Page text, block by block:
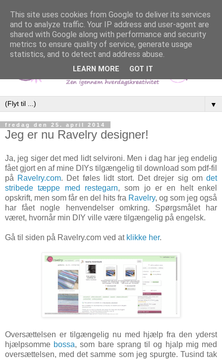
▼
fredag den 25. april 2014
Jeg er nu Ravelry designer!
Ja, jeg siger det med lidt selvironi. Men i dag har jeg endelig
fået gjort en af mine DIYs tilgængelig til download som pdf-fil
på Ravelry.com. Det føles lidt stort. Det drejer sig omdet
stribede tæppe med restegarn, som jo er en helt enkel
opskrift, men som får en del hits fra Ravelry, og som jeg også
har fået nogle henvendelser omkring. Spørgsmålet har
været, hvornår min DIY ville være tilgængelig på engelsk.
Gå til siden på Ravelry.com ved at klikke her.
Oversættelsen er tilgængelig nu med hjælp fra den yderst
hjælpsomme bossa, som bare sprang til og hjalp mig med
oversættelsen, med det samme som jeg spurgte. Tusind tak
This site uses cookies from Google to deliver its services
and to analyze traffic. Your IP address and user-agent are
shared with Google along with performance and security
metrics to ensure quality of service, generate usage
statistics, and to detect and address abuse.
LEARN MORE GOT IT